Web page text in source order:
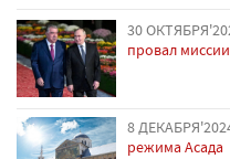
30
провал
8
режима Асада